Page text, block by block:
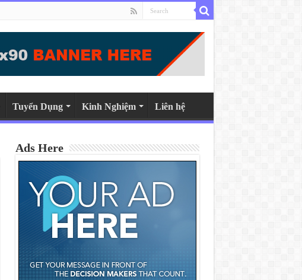
Tuyển Dụng Kinh Nghiệm Liên hệ
Ads Here